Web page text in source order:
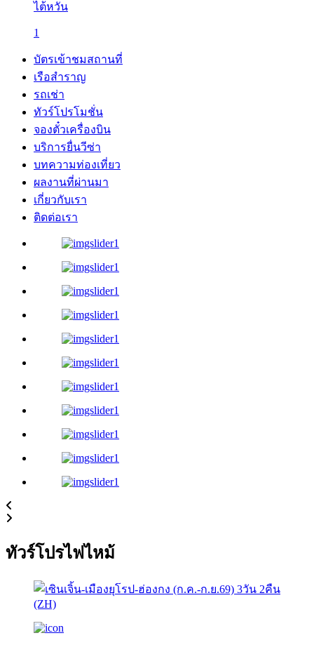
ไต้หวัน
1
บัตรเข้าชมสถานที่
เรือสำราญ
รถเช่า
ทัวร์โปรโมชั่น
จองตั๋วเครื่องบิน
บริการยื่นวีซ่า
บทความท่องเที่ยว
ผลงานที่ผ่านมา
เกี่ยวกับเรา
ติดต่อเรา
ทัวร์โปรไฟไหม้